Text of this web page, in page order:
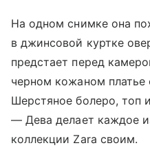
На одном снимке она
в джинсовой куртке
предстает перед
черном кожаном платье
Шерстяное болеро, топ
—Дева делает каждое
коллекции Zara своим.